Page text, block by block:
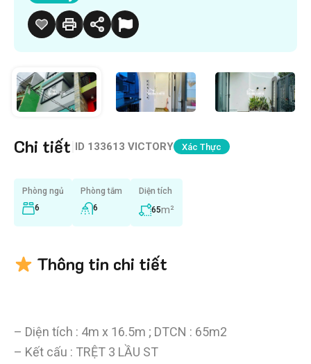
Chi tiết ID 133613 VICTORY Xác Thực
Phòng ngủ
6
Phòng tắm
6
Diện tích
65m²
Thông tin chi tiết
– Diện tích : 4m x 16.5m ; DTCN : 65m2
– Kết cấu : TRỆT 3 LẦU ST